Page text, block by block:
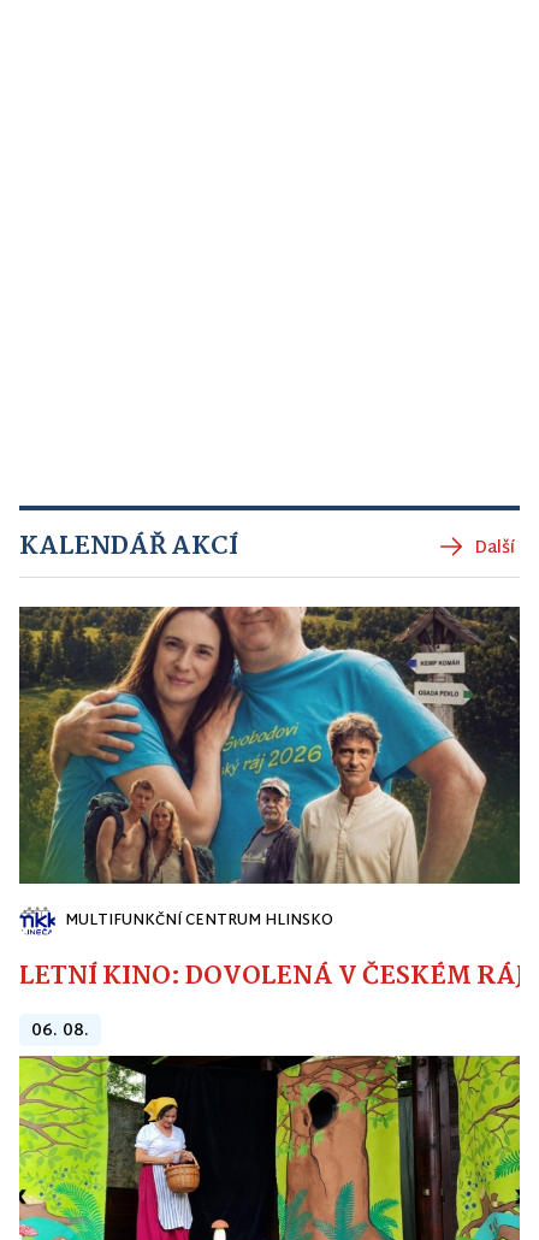
KALENDÁŘ AKCÍ Další
MULTIFUNKČNÍ CENTRUM HLINSKO
LETNÍ KINO: DOVOLENÁ V ČESKÉM RÁJI
06. 08.